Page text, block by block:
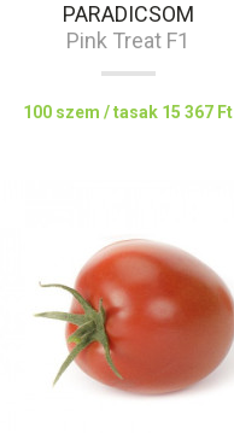
PARADICSOM
Pink Treat F1
100 szem / tasak 15 367 Ft